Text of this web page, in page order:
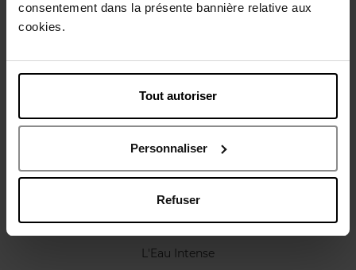
consentement dans la présente bannière relative aux
cookies.
Tout autoriser
Personnaliser
Refuser
Avis client
Vous aimerez peut-être
CARVEN
L'Eau Intense